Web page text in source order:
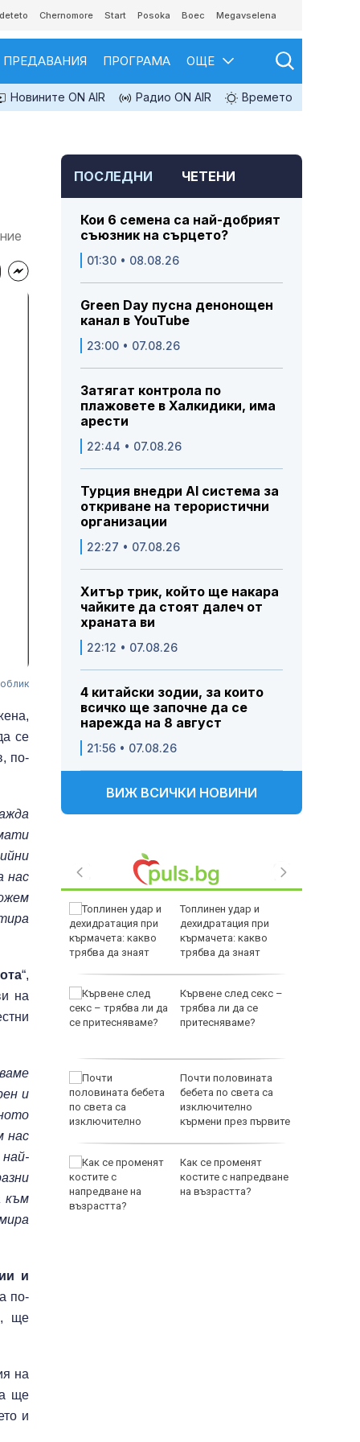
Chernomore Start Posoka Boec Megavselena
ПРЕДАВАНИЯ ПРОГРАМА ОЩЕ
Новините ON AIR Радио ON AIR Времето
се
по-
нас
“,
на
и
нас
към
и
по-
ще
на
ще
и
ПОСЛЕДНИ ЧЕТЕНИ
Кои 6 семена са най-добрият
съюзник на сърцето?
01:30 • 08.08.26
Green Day пусна денонощен
канал в YouTube
23:00 • 07.08.26
Затягат контрола по
плажовете в Халкидики, има
арести
22:44 • 07.08.26
Турция внедри AI система за
откриване на терористични
организации
22:27 • 07.08.26
Хитър трик, който ще накара
чайките да стоят далеч от
храната ви
22:12 • 07.08.26
4 китайски зодии, за които
всичко ще започне да се
нарежда на 8 август
21:56 • 07.08.26
ВИЖ ВСИЧКИ НОВИНИ
-
с
Русия
игри
Топлинен удар и
дехидратация при
кърмачета: какво
трябва да знаят
Кървене след секс –
трябва ли да се
притесняваме?
Почти половината
бебета по света са
изключително
кърмени през първите
Как се променят
костите с напредване
на възрастта?